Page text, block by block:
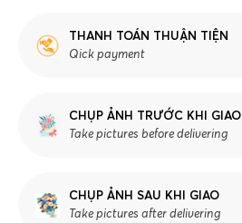
THANH TOÁN THUẬN TIỆN
Qick payment
CHỤP ẢNH TRƯỚC KHI GIAO
Take pictures before delivering
CHỤP ẢNH SAU KHI GIAO
Take pictures after delivering